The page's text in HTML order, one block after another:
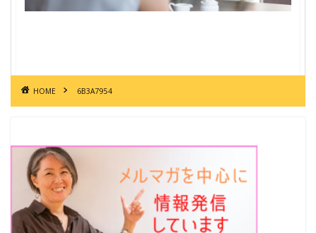
HOME 6B3A7954